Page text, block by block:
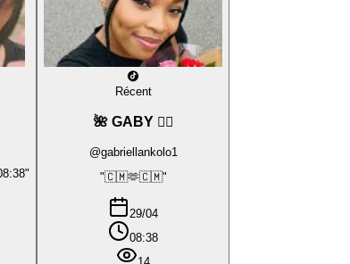
Récent
🌺 GABY ❤️‍🔥
@gabriellankolo1
"🇨🇲🫶🇨🇲"
29/04
08:38